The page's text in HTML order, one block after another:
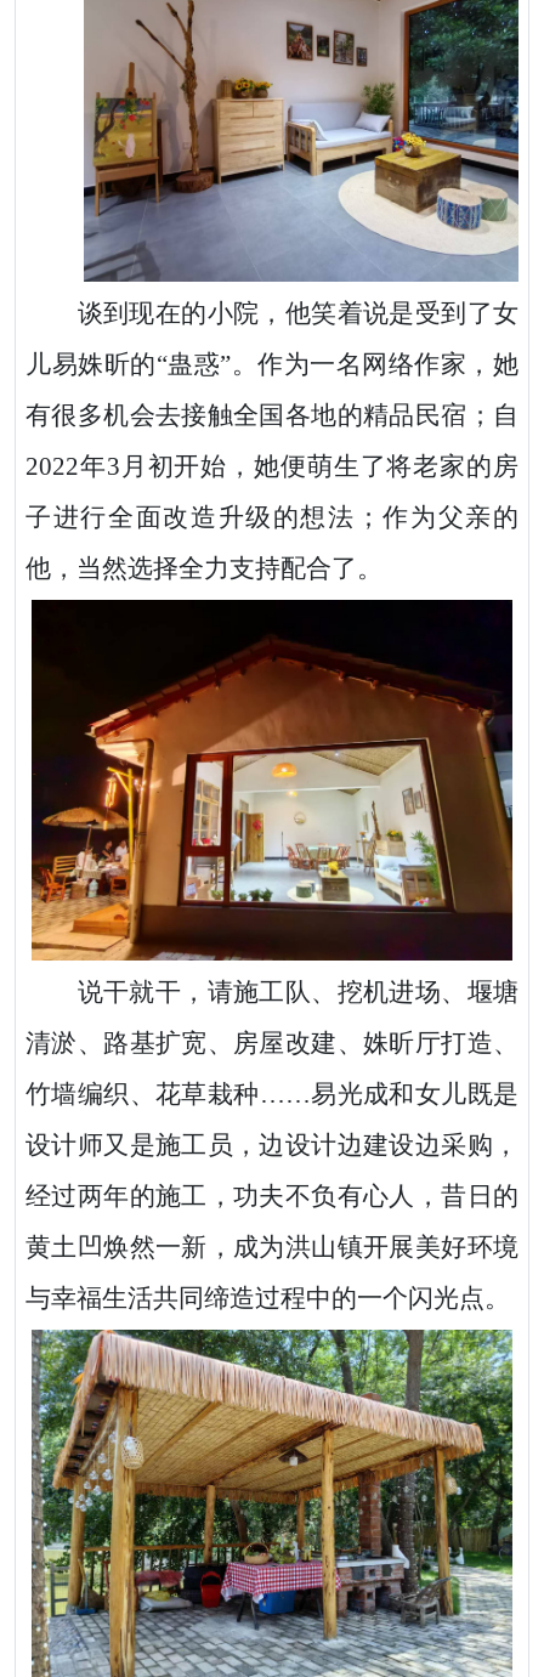
谈到现在的小院，他笑着说是受到了女
儿易姝昕的“蛊惑”。作为一名网络作家，她
有很多机会去接触全国各地的精品民宿；自
2022年3月初开始，她便萌生了将老家的房
子进行全面改造升级的想法；作为父亲的
他，当然选择全力支持配合了。
说干就干，请施工队、挖机进场、堰塘
清淤、路基扩宽、房屋改建、姝昕厅打造、
竹墙编织、花草栽种……易光成和女儿既是
设计师又是施工员，边设计边建设边采购，
经过两年的施工，功夫不负有心人，昔日的
黄土凹焕然一新，成为洪山镇开展美好环境
与幸福生活共同缔造过程中的一个闪光点。